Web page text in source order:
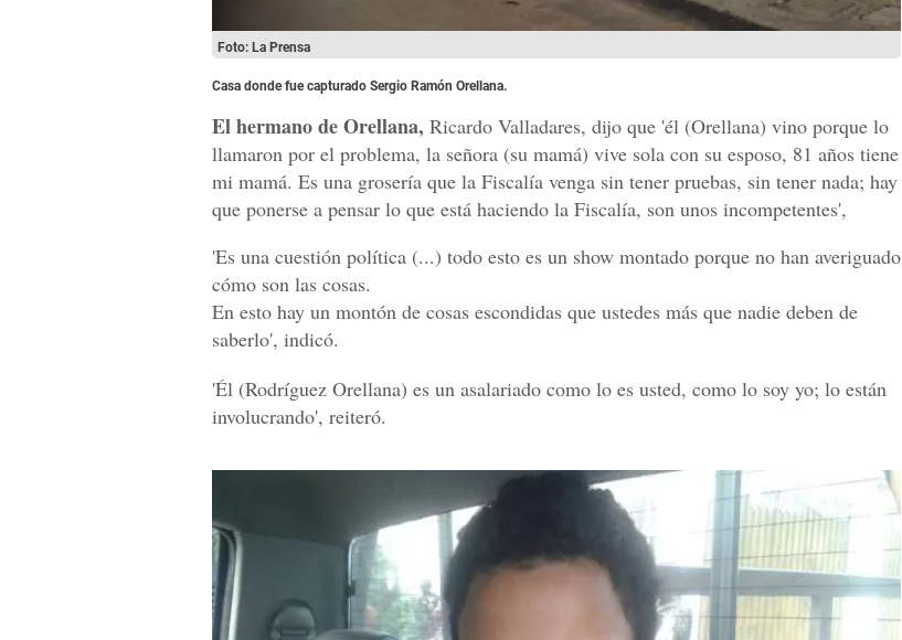
Foto: La Prensa
Casa donde fue capturado Sergio Ramón Orellana.
El hermano de Orellana, Ricardo Valladares, dijo que 'él (Orellana) vino porque lo
llamaron por el problema, la señora (su mamá) vive sola con su esposo, 81 años tiene
mi mamá. Es una grosería que la Fiscalía venga sin tener pruebas, sin tener nada; hay
que ponerse a pensar lo que está haciendo la Fiscalía, son unos incompetentes',
'Es una cuestión política (...) todo esto es un show montado porque no han averiguado
cómo son las cosas.
En esto hay un montón de cosas escondidas que ustedes más que nadie deben de
saberlo', indicó.
'Él (Rodríguez Orellana) es un asalariado como lo es usted, como lo soy yo; lo están
involucrando', reiteró.